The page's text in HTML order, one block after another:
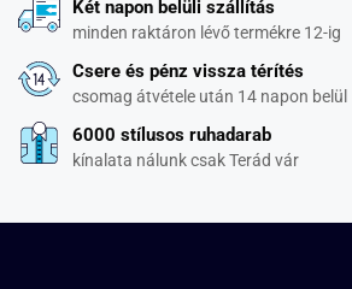
Két napon belüli szállítás
minden raktáron lévő termékre 12-ig
Csere és pénz vissza térítés
csomag átvétele után 14 napon belül
6000 stílusos ruhadarab
kínalata nálunk csak Terád vár